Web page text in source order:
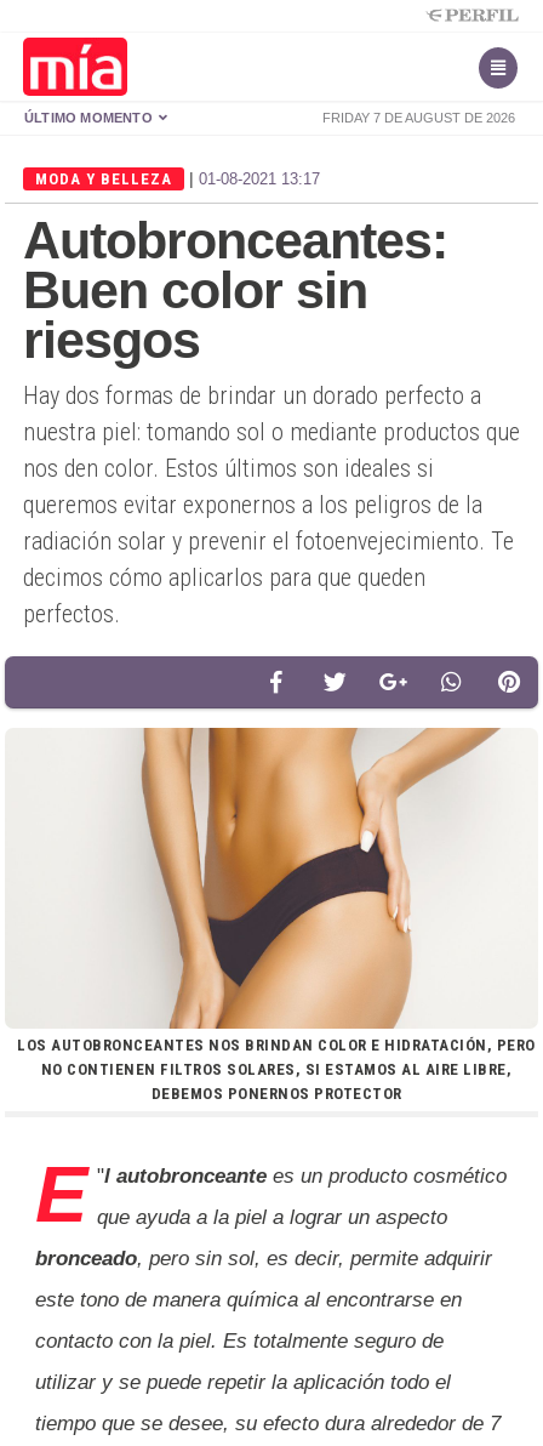
FRIDAY 7 DE AUGUST DE 2026
ÚLTIMO MOMENTO
MODA Y BELLEZA | 01-08-2021 13:17
Autobronceantes:
Buen color sin
riesgos
Hay dos formas de brindar un dorado perfecto a
nuestra piel: tomando sol o mediante productos que
nos den color. Estos últimos son ideales si
queremos evitar exponernos a los peligros de la
radiación solar y prevenir el fotoenvejecimiento. Te
decimos cómo aplicarlos para que queden
perfectos.
LOS AUTOBRONCEANTES NOS BRINDAN COLOR E HIDRATACIÓN, PERO
NO CONTIENEN FILTROS SOLARES, SI ESTAMOS AL AIRE LIBRE,
DEBEMOS PONERNOS PROTECTOR
"
E l autobronceante es un producto cosmético
que ayuda a la piel a lograr un aspecto
bronceado, pero sin sol, es decir, permite adquirir
este tono de manera química al encontrarse en
contacto con la piel. Es totalmente seguro de
utilizar y se puede repetir la aplicación todo el
tiempo que se desee, su efecto dura alrededor de 7